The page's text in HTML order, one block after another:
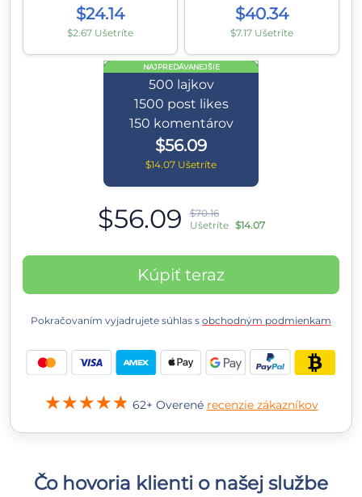
$24.14
$2.67 Ušetríte
$40.34
$7.17 Ušetríte
NAJPREDÁVANEJŠIE
500 lajkov
1500 post likes
150 komentárov
$56.09
$14.07 Ušetríte
$56.09
$70.16
Ušetríte $14.07
Kúpiť teraz
Pokračovaním vyjadrujete súhlas s obchodným podmienkam
62+ Overené recenzie zákazníkov
Čo hovoria klienti o našej službe